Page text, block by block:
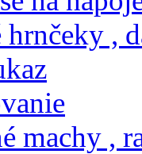
hrnčeky ,
machy ,